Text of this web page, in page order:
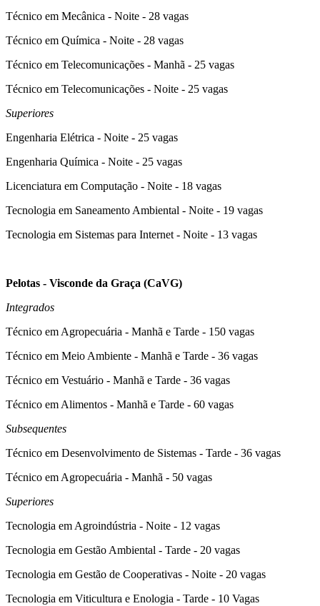
Técnico em Mecânica - Noite - 28 vagas
Técnico em Química - Noite - 28 vagas
Técnico em Telecomunicações - Manhã - 25 vagas
Técnico em Telecomunicações - Noite - 25 vagas
Superiores
Engenharia Elétrica - Noite - 25 vagas
Engenharia Química - Noite - 25 vagas
Licenciatura em Computação - Noite - 18 vagas
Tecnologia em Saneamento Ambiental - Noite - 19 vagas
Tecnologia em Sistemas para Internet - Noite - 13 vagas
Pelotas - Visconde da Graça (CaVG)
Integrados
Técnico em Agropecuária - Manhã e Tarde - 150 vagas
Técnico em Meio Ambiente - Manhã e Tarde - 36 vagas
Técnico em Vestuário - Manhã e Tarde - 36 vagas
Técnico em Alimentos - Manhã e Tarde - 60 vagas
Subsequentes
Técnico em Desenvolvimento de Sistemas - Tarde - 36 vagas
Técnico em Agropecuária - Manhã - 50 vagas
Superiores
Tecnologia em Agroindústria - Noite - 12 vagas
Tecnologia em Gestão Ambiental - Tarde - 20 vagas
Tecnologia em Gestão de Cooperativas - Noite - 20 vagas
Tecnologia em Viticultura e Enologia - Tarde - 10 Vagas